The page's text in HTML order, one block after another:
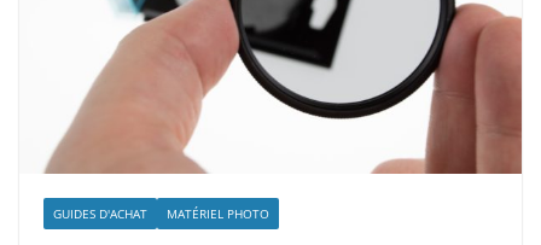
GUIDES D'ACHAT MATÉRIEL PHOTO